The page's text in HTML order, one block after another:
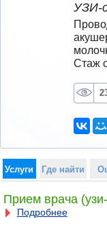
УЗИ-
Стаж
Услуги Где найти
Прием врача
Подробнее